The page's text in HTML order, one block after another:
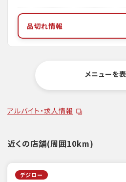
品切れ情報
メニューを
アルバイト・求人情報
近くの店舗(周囲10km)
デジロー